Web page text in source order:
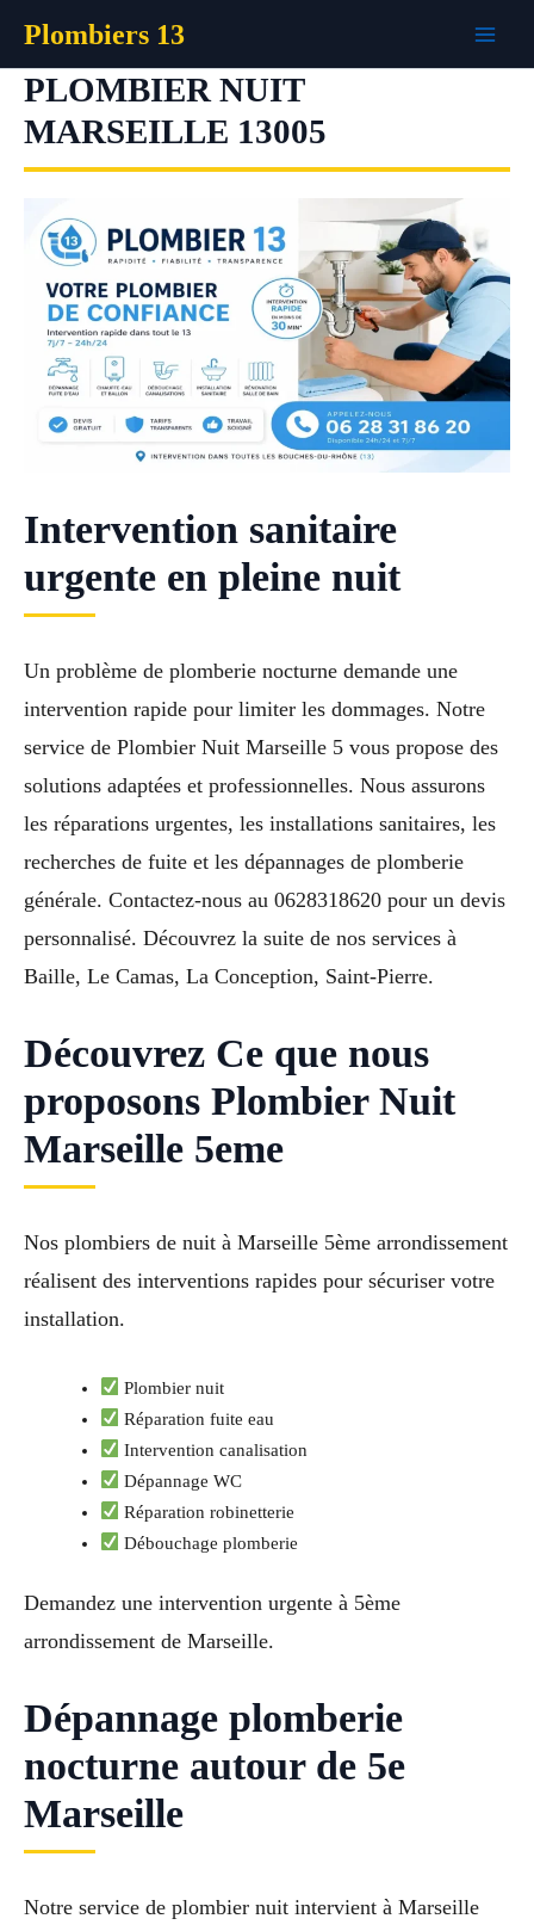
contenu
Plombiers 13
PLOMBIER NUIT
MARSEILLE 13005
Intervention sanitaire
urgente en pleine nuit
Un problème de plomberie nocturne demande une
intervention rapide pour limiter les dommages. Notre
service de Plombier Nuit Marseille 5 vous propose des
solutions adaptées et professionnelles. Nous assurons
les réparations urgentes, les installations sanitaires, les
recherches de fuite et les dépannages de plomberie
générale. Contactez-nous au 0628318620 pour un devis
personnalisé. Découvrez la suite de nos services à
Baille, Le Camas, La Conception, Saint-Pierre.
Découvrez Ce que nous
proposons Plombier Nuit
Marseille 5eme
Nos plombiers de nuit à Marseille 5ème arrondissement
réalisent des interventions rapides pour sécuriser votre
installation.
Plombier nuit
Réparation fuite eau
Intervention canalisation
Dépannage WC
Réparation robinetterie
Débouchage plomberie
Demandez une intervention urgente à 5ème
arrondissement de Marseille.
Dépannage plomberie
nocturne autour de 5e
Marseille
Notre service de plombier nuit intervient à Marseille